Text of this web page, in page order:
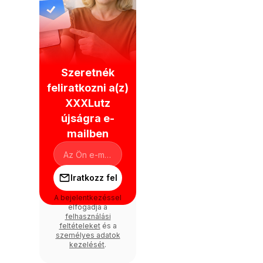
Szeretnék
feliratkozni a(z)
XXXLutz
újságra e-
mailben
Iratkozz fel
A bejelentkezéssel
elfogadja a
felhasználási
feltételeketés a
személyes adatok
kezelését.